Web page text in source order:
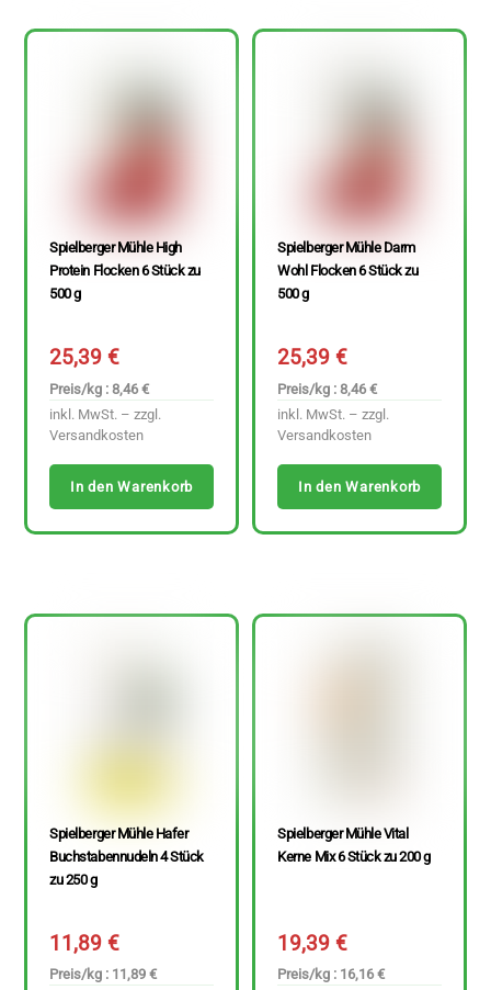
Spielberger Mühle High
Protein Flocken 6 Stück zu
500 g
25,39€
Preis/kg : 8,46 €
inkl. MwSt. – zzgl.
Versandkosten
In den Warenkorb
Spielberger Mühle Darm
Wohl Flocken 6 Stück zu
500 g
25,39€
Preis/kg : 8,46 €
inkl. MwSt. – zzgl.
Versandkosten
In den Warenkorb
Spielberger Mühle Hafer
Buchstabennudeln 4 Stück
zu 250 g
11,89€
Preis/kg : 11,89 €
Spielberger Mühle Vital
Kerne Mix 6 Stück zu 200 g
19,39€
Preis/kg : 16,16 €